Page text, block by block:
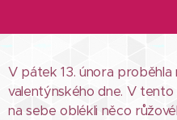
V pátek 13. února proběhla
valentýnského dne. V tento
na sebe oblékli něco